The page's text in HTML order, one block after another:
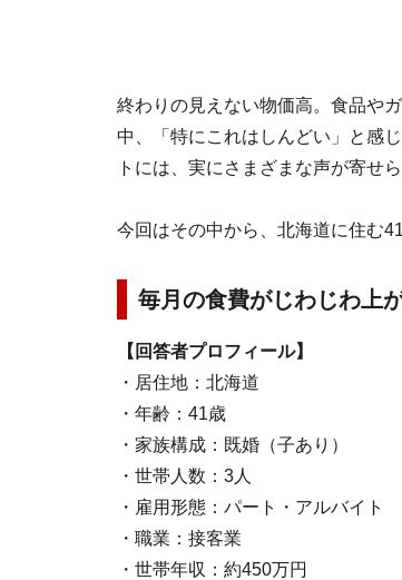
終わりの見えない物価高。食品や
中、「特にこれはしんどい」と感
トには、実にさまざまな声が寄せら
今回はその中から、北海道に住む
毎月の食費がじわじわ上
【回答者プロフィール】
・居住地：北海道
・年齢：41歳
・家族構成：既婚（子あり）
・世帯人数：3人
・雇用形態：パート・アルバイト
・職業：接客業
・世帯年収：約450万円